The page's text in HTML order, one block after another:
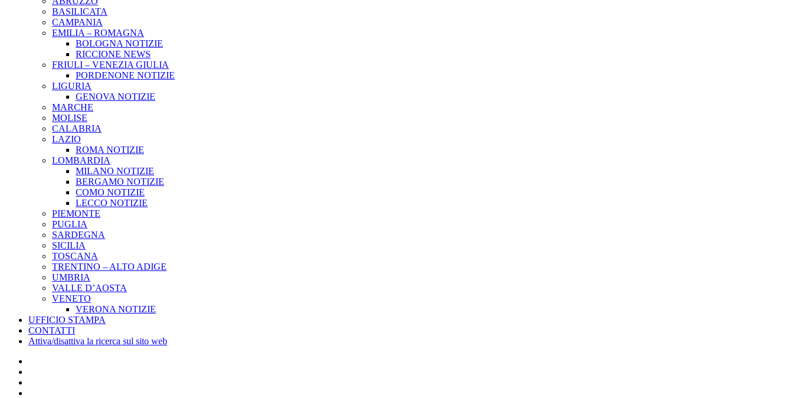
BASILICATA
CAMPANIA
EMILIA – ROMAGNA
BOLOGNA NOTIZIE
RICCIONE NEWS
FRIULI – VENEZIA GIULIA
PORDENONE NOTIZIE
LIGURIA
GENOVA NOTIZIE
MARCHE
MOLISE
CALABRIA
LAZIO
ROMA NOTIZIE
LOMBARDIA
MILANO NOTIZIE
BERGAMO NOTIZIE
COMO NOTIZIE
LECCO NOTIZIE
PIEMONTE
PUGLIA
SARDEGNA
SICILIA
TOSCANA
TRENTINO – ALTO ADIGE
UMBRIA
VALLE D’AOSTA
VENETO
VERONA NOTIZIE
UFFICIO STAMPA
CONTATTI
Attiva/disattiva la ricerca sul sito web